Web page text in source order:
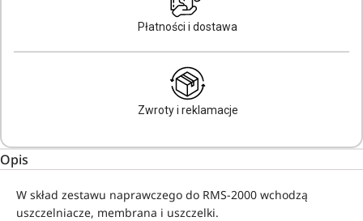
Płatności i dostawa
Zwroty i reklamacje
Opis
W skład zestawu naprawczego do RMS-2000 wchodzą
uszczelniacze, membrana i uszczelki.